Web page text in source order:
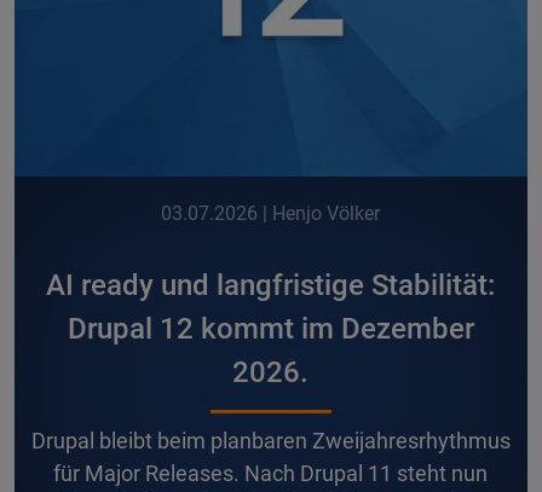
03.07.2026 | Henjo Völker
AI ready und langfristige Stabilität:
Drupal 12 kommt im Dezember
2026.
Drupal bleibt beim planbaren Zweijahresrhythmus
für Major Releases. Nach Drupal 11 steht nun